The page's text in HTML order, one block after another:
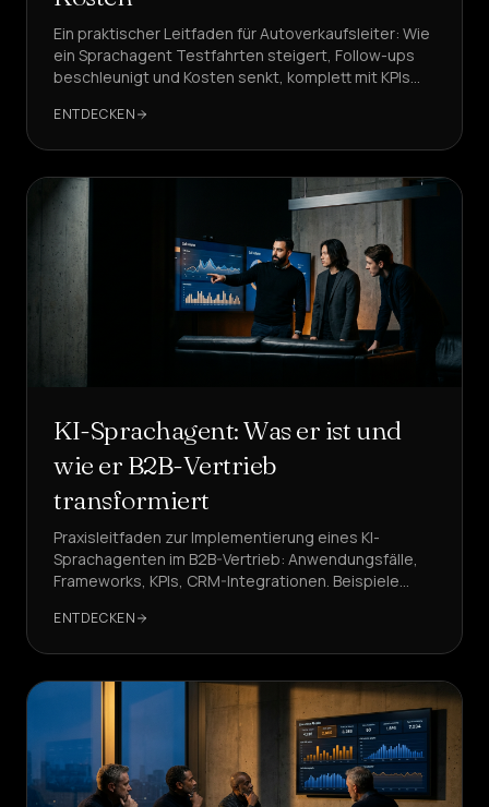
Ein praktischer Leitfaden für Autoverkaufsleiter: Wie
ein Sprachagent Testfahrten steigert, Follow-ups
beschleunigt und Kosten senkt, komplett mit KPIs
ENTDECKEN
KI-Sprachagent: Was er ist und
wie er B2B-Vertrieb
transformiert
Praxisleitfaden zur Implementierung eines KI-
Sprachagenten im B2B-Vertrieb: Anwendungsfälle,
Frameworks, KPIs, CRM-Integrationen. Beispiele
ENTDECKEN